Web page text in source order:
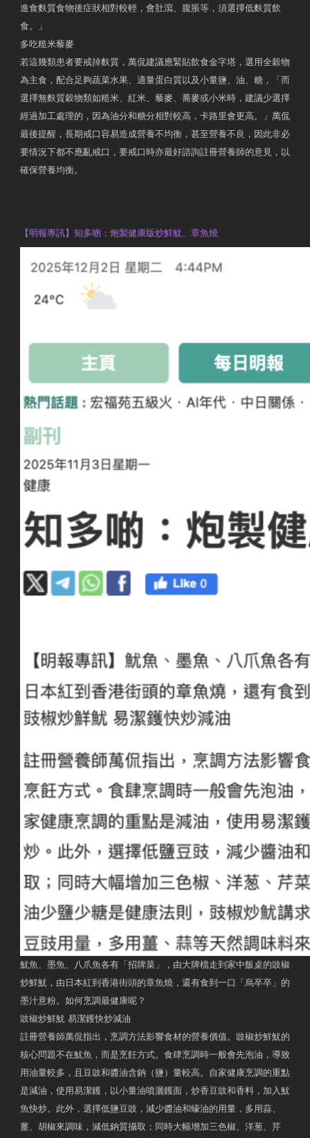
進食麩質食物後症狀相對較輕，會肚瀉、腹脹等，須選擇低麩質飲
食。」
多吃糙米藜麥
若這幾類患者要戒掉麩質，萬侃建議應緊貼飲食金字塔，選用全穀物
為主食，配合足夠蔬菜水果、適量蛋白質以及小量鹽、油、糖，「而
選擇無麩質穀物類如糙米、紅米、藜麥、蕎麥或小米時，建議少選擇
經過加工處理的，因為油分和糖分相對較高，卡路里會更高。」萬侃
最後提醒，長期戒口容易造成營養不均衡，甚至營養不良，因此非必
要情況下都不應亂戒口，要戒口時亦最好諮詢註冊營養師的意見，以
確保營養均衡。
【明報專訊】知多啲：炮製健康版炒鮮魷、章魚燒
魷魚、墨魚、八爪魚各有「招牌菜」，由大牌檔走到家中飯桌的豉椒
炒鮮魷，由日本紅到香港街頭的章魚燒，還有食到一口「烏卒卒」的
墨汁意粉。如何烹調最健康呢？
豉椒炒鮮魷 易潔鑊快炒減油
註冊營養師萬侃指出，烹調方法影響食材的營養價值。豉椒炒鮮魷的
核心問題不在魷魚，而是烹飪方式。食肆烹調時一般會先泡油，導致
用油量較多，且豆豉和醬油含鈉（鹽）量較高。自家健康烹調的重點
是減油，使用易潔鑊，以小量油噴灑鑊面，炒香豆豉和香料，加入魷
魚快炒。此外，選擇低鹽豆豉，減少醬油和蠔油的用量，多用蒜、
薑、胡椒來調味，減低鈉質攝取；同時大幅增加三色椒、洋葱、芹